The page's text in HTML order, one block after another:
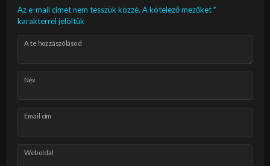
Az e-mail címet nem tesszük közzé. A kötelező mezőket*
karakterrel jelöltük
A te hozzászólásod
Név
Email cím
Weboldal